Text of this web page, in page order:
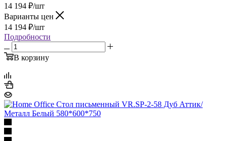
14 194 ₽/шт
Варианты цен
14 194 ₽/шт
Подробности
В корзину